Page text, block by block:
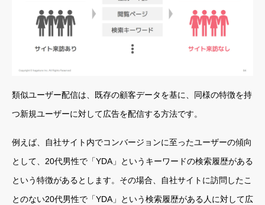
類似ユーザー配信は、既存の顧客データを基に、同様の特徴を持
つ新規ユーザーに対して広告を配信する方法です。
例えば、自社サイト内でコンバージョンに至ったユーザーの傾向
として、20代男性で「YDA」というキーワードの検索履歴がある
という特徴があるとします。その場合、自社サイトに訪問したこ
とのない20代男性で「YDA」という検索履歴がある人に対して広